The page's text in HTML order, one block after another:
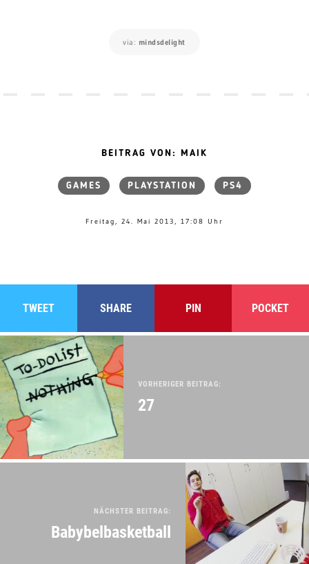
via: mindsdelight
BEITRAG VON: MAIK
GAMES PLAYSTATION PS4
Freitag, 24. Mai 2013, 17:08 Uhr
TWEET SHARE PIN POCKET
VORHERIGER BEITRAG:
27
NÄCHSTER BEITRAG:
Babybelbasketball